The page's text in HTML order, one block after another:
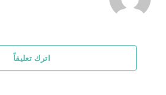
اترك تعليقاً